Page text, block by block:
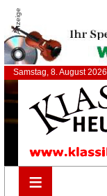
Anzeige
Samstag, 8. August 2026
≡
≡